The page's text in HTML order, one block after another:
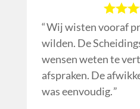
Wij wisten vooraf
wilden. De
wensen weten te
afspraken. De
was eenvoudig.